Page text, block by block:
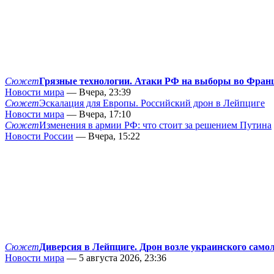
СюжетГрязные технологии. Атаки РФ на выборы во
Новости мира — Вчера, 23:39
СюжетЭскалация для Европы. Российский дрон в Лейпциге
Новости мира — Вчера, 17:10
СюжетИзменения в армии РФ: что стоит за решением Путина
Новости России — Вчера, 15:22
СюжетДиверсия в Лейпциге. Дрон возле украинского
Новости мира — 5 августа 2026, 23:36